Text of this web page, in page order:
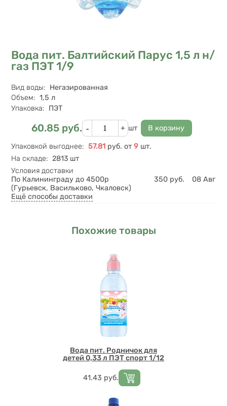
Вода пит. Балтийский Парус 1,5 л н/
газ ПЭТ 1/9
Характеристики
Вид воды: Негазированная
Объем: 1,5 л
Упаковка: ПЭТ
Цена
60.85 руб.Кол-во шт
Упаковкой выгоднее: 57.81 руб. от 9 шт.
На складе: 2813 шт
Условия доставки
По Калининграду до 4500р
(Гурьевск, Васильково, Чкаловск)
350 руб.
08 Авг
Ещё способы доставки
Похожие товары
Вода пит. Родничок для
детей 0,33 л ПЭТ спорт 1/12
Цена
41.43 руб.